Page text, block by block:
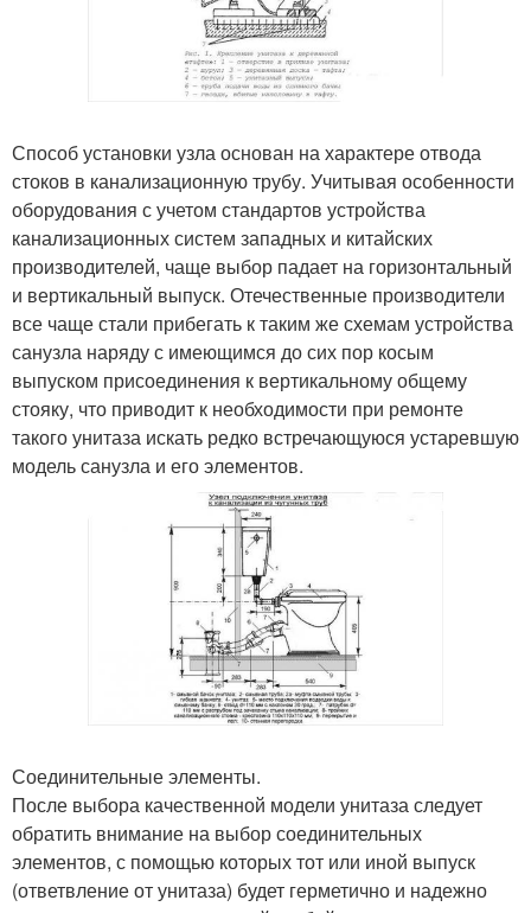
Способ установки узла основан на характере отвода
стоков в канализационную трубу. Учитывая особенности
оборудования с учетом стандартов устройства
канализационных систем западных и китайских
производителей, чаще выбор падает на горизонтальный
и вертикальный выпуск. Отечественные производители
все чаще стали прибегать к таким же схемам устройства
санузла наряду с имеющимся до сих пор косым
выпуском присоединения к вертикальному общему
стояку, что приводит к необходимости при ремонте
такого унитаза искать редко встречающуюся устаревшую
модель санузла и его элементов.
Соединительные элементы.
После выбора качественной модели унитаза следует
обратить внимание на выбор соединительных
элементов, с помощью которых тот или иной выпуск
(ответвление от унитаза) будет герметично и надежно